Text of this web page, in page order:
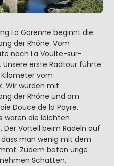
La Garenne beginnt die
der Rhône. Vom
nach La Voulte-sur-
erste Radtour führte
vom
Wir wurden mit
der Rhône und am
Douce de la Payre,
waren die leichten
Vorteil beim Radeln auf
man wenig mit dem
Zudem boten urige
Schatten.